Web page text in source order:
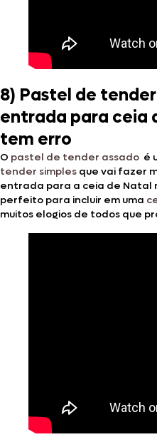
8) Pastel de
entrada para ceia
tem erro
O pastel de tender assado é
tender simples que vai fazer
entrada para a ceia de Natal
perfeito para incluir em uma
muitos elogios de todos que